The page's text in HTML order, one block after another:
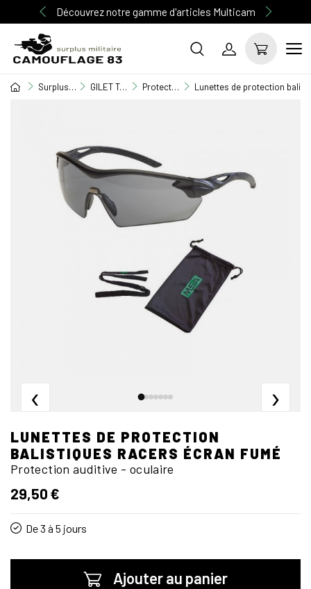
Découvrez notre gamme d'articles Multicam
Surplus Militaire GILET TACTIQUE / EQUIPEMENT Protection auditive - oculaire Lunettes de protection
‹ ›
LUNETTES DE PROTECTION
BALISTIQUES RACERS ÉCRAN FUMÉ
Protection auditive - oculaire
29,50 €
De 3 à 5 jours
Ajouter au panier